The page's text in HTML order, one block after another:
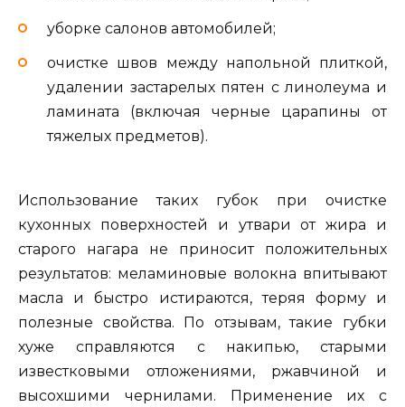
уборке салонов автомобилей;
очистке швов между напольной плиткой,
удалении застарелых пятен с линолеума и
ламината (включая черные царапины от
тяжелых предметов).
Использование таких губок при очистке
кухонных поверхностей и утвари от жира и
старого нагара не приносит положительных
результатов: меламиновые волокна впитывают
масла и быстро истираются, теряя форму и
полезные свойства. По отзывам, такие губки
хуже справляются с накипью, старыми
известковыми отложениями, ржавчиной и
высохшими чернилами. Применение их с